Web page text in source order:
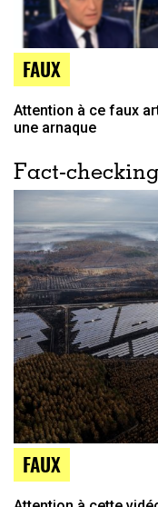
FAUX
Attention à ce faux
une arnaque
Fact-checking
FAUX